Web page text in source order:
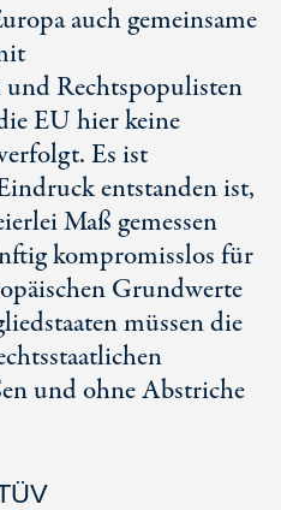
auch gemeinsame
Rechtspopulisten
EU hier keine
Es ist
entstanden ist,
Maß gemessen
kompromisslos für
Grundwerte
müssen die
und ohne Abstriche